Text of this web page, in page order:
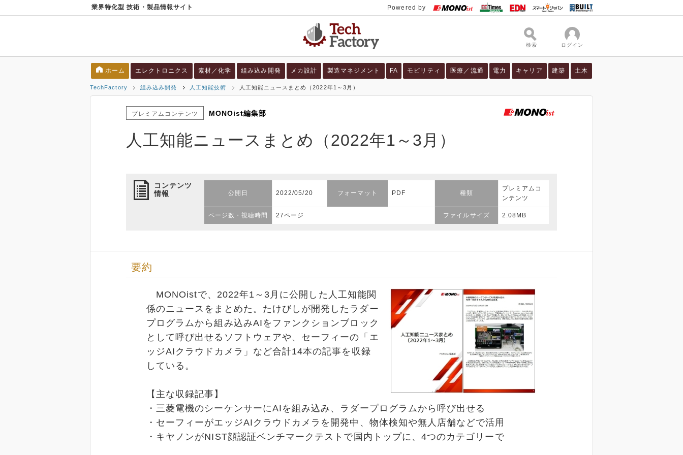
業界特化型 技術・製品情報サイト
検索 ログイン
ホーム エレクトロニクス 素材／化学 組み込み開発 メカ設計 製造マネジメント FA モビリティ 医療／流通 電力 キャリア 建築 土木
TechFactory 組み込み開発 人工知能技術 人工知能ニュースまとめ（2022年1～3月）
プレミアムコンテンツ MONOist編集部
人工知能ニュースまとめ（2022年1～3月）
コンテンツ
情報
公開日 2022/05/20 フォーマット PDF 種類
プレミアムコ
ンテンツ
ページ数・視聴時間 27ページ ファイルサイズ 2.08MB
要約
MONOistで、2022年1～3月に公開した人工知能関
係のニュースをまとめた。たけびしが開発したラダー
プログラムから組み込みAIをファンクションブロック
として呼び出せるソフトウェアや、セーフィーの「エ
ッジAIクラウドカメラ」など合計14本の記事を収録
している。
【主な収録記事】
・三菱電機のシーケンサーにAIを組み込み、ラダープログラムから呼び出せる
・セーフィーがエッジAIクラウドカメラを開発中、物体検知や無人店舗などで活用
・キヤノンがNIST顔認証ベンチマークテストで国内トップに、4つのカテゴリーで